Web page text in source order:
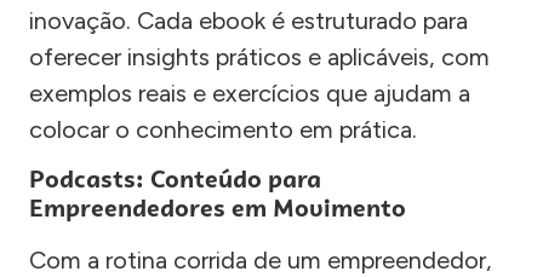
inovação. Cada ebook é estruturado para
oferecer insights práticos e aplicáveis, com
exemplos reais e exercícios que ajudam a
colocar o conhecimento em prática.
Podcasts: Conteúdo para
Empreendedores em Movimento
Com a rotina corrida de um empreendedor,